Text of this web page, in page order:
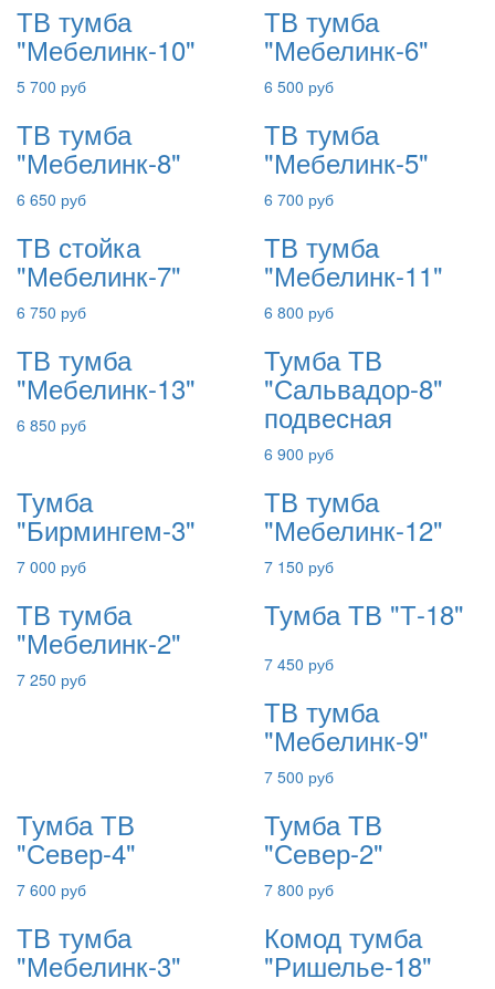
ТВ тумба
"Мебелинк-10"
5 700 руб
ТВ тумба
"Мебелинк-6"
6 500 руб
ТВ тумба
"Мебелинк-8"
6 650 руб
ТВ тумба
"Мебелинк-5"
6 700 руб
ТВ стойка
"Мебелинк-7"
6 750 руб
ТВ тумба
"Мебелинк-11"
6 800 руб
ТВ тумба
"Мебелинк-13"
6 850 руб
Тумба ТВ
"Сальвадор-8"
подвесная
6 900 руб
Тумба
"Бирмингем-3"
7 000 руб
ТВ тумба
"Мебелинк-12"
7 150 руб
ТВ тумба
"Мебелинк-2"
7 250 руб
Тумба ТВ "Т-18"
7 450 руб
ТВ тумба
"Мебелинк-9"
7 500 руб
Тумба ТВ
"Север-4"
7 600 руб
Тумба ТВ
"Север-2"
7 800 руб
ТВ тумба
"Мебелинк-3"
Комод тумба
"Ришелье-18"